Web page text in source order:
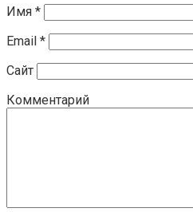
Имя *
Email *
Сайт
Комментарий